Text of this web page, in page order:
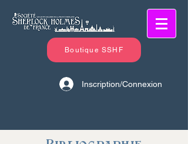
Boutique SSHF
Inscription/Connexion